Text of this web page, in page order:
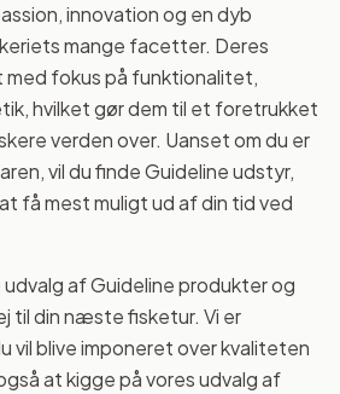
innovation og en dyb
mange facetter. Deres
med fokus på funktionalitet,
hvilket gør dem til et foretrukket
verden over. Uanset om du er
vil du finde Guideline udstyr,
få mest muligt ud af din tid ved
af Guideline produkter og
til din næste fisketur. Vi er
vil blive imponeret over kvaliteten
at kigge på vores udvalg af